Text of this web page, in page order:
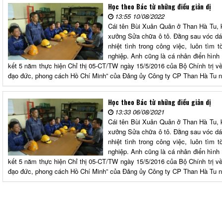
Học theo Bác từ những điều giản dị
13:55 10/08/2022
Cái tên Bùi Xuân Quân ở Than Hà
xưởng Sửa chữa ô tô. Đằng sau vóc
nhiệt tình trong công việc, luôn tìm
nghiệp. Anh cũng là cá nhân điển
kết 5 năm thực hiện Chỉ thị 05-CT/TW ngày 15/5/2016 của Bộ Chính trị
đạo đức, phong cách Hồ Chí Minh” của Đảng ủy Công ty CP Than Hà Tu
Học theo Bác từ những điều giản dị
13:33 06/08/2021
Cái tên Bùi Xuân Quân ở Than Hà
xưởng Sửa chữa ô tô. Đằng sau vóc
nhiệt tình trong công việc, luôn tìm
nghiệp. Anh cũng là cá nhân điển
kết 5 năm thực hiện Chỉ thị 05-CT/TW ngày 15/5/2016 của Bộ Chính trị
đạo đức, phong cách Hồ Chí Minh” của Đảng ủy Công ty CP Than Hà Tu